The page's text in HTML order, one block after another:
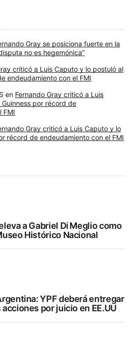
Gray se posiciona fuerte en la
no es hegemónica”
criticó a Luis Caputo y lo postuló al
endeudamiento con el FMI
en Fernando Gray criticó a Luis
por récord de
FMI
Gray criticó a Luis Caputo y lo
récord de endeudamiento con el FMI
a Gabriel Di Meglio como
Histórico Nacional
YPF deberá entregar
acciones por juicio en EE.UU